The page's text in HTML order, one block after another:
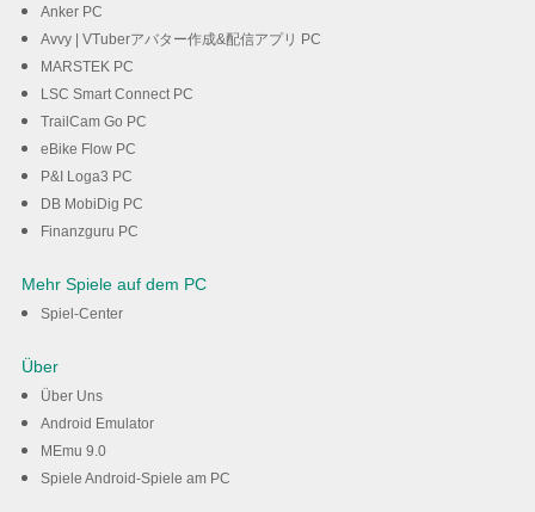
Anker PC
Avvy | VTuberアバター作成&配信アプリ PC
MARSTEK PC
LSC Smart Connect PC
TrailCam Go PC
eBike Flow PC
P&I Loga3 PC
DB MobiDig PC
Finanzguru PC
Mehr Spiele auf dem PC
Spiel-Center
Über
Über Uns
Android Emulator
MEmu 9.0
Spiele Android-Spiele am PC